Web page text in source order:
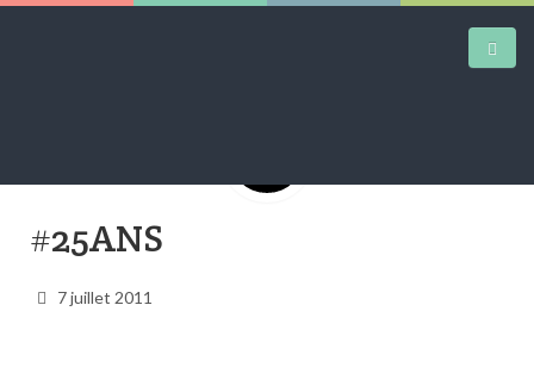
AIRTRAINERPEDIA
STREET ART
#25ANS
7 juillet 2011